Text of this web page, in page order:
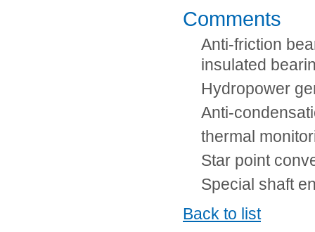
Comments
Anti-friction
insulated
Hydropower
Anti-
thermal
Star point
Special shaft
Back to list